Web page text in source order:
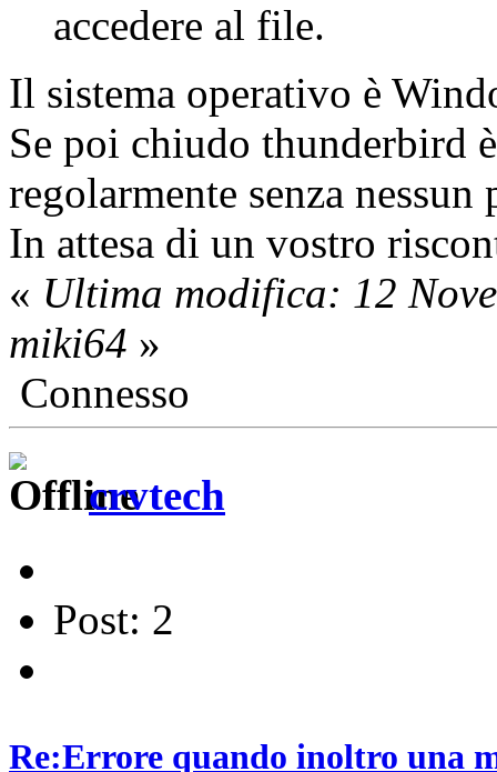
accedere al file.
Il sistema operativo è
Se poi chiudo thunderbird
regolarmente senza nessun
In attesa di un vostro
« Ultima modifica: 12
miki64 »
Connesso
crvtech
Post: 2
Re:Errore quando inoltro una